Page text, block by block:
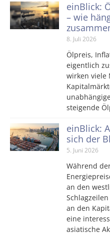
einBlick:
– wie
8. Juli 2026
Ölpreis,
eigentlich
wirken viele
steigende
einBlick:
sich der
5. Juni 2026
Während
an den
an den
eine
asiatische